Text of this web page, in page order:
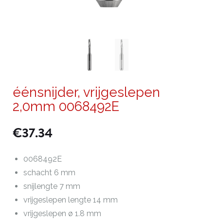
éénsnijder, vrijgeslepen
2,0mm 0068492E
€37.34
0068492E
schacht 6 mm
snijlengte 7 mm
vrijgeslepen lengte 14 mm
vrijgeslepen ø 1.8 mm